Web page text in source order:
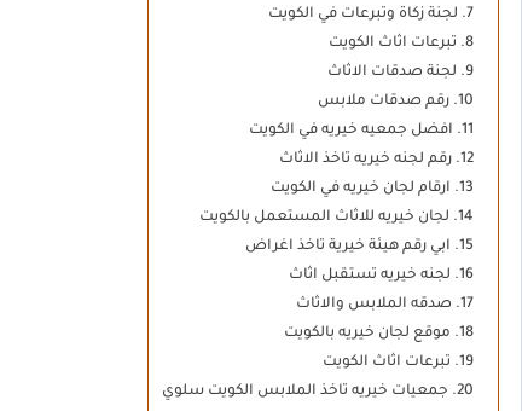
لجنة زكاة وتبرعات في الكويت
تبرعات اثاث الكويت
لجنة صدقات الاثاث
رقم صدقات ملابس
افضل جمعيه خيريه في الكويت
رقم لجنه خيريه تاخذ الاثاث
ارقام لجان خيريه في الكويت
لجان خيريه للاثاث المستعمل بالكويت
ابي رقم هيئة خيرية تاخذ اغراض
لجنه خيريه تستقبل اثاث
صدقه الملابس والاثاث
موقع لجان خيريه بالكويت
تبرعات اثاث الكويت
جمعيات خيريه تاخذ الملابس الكويت سلوي